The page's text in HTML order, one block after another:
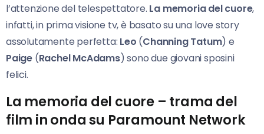
l’attenzione del telespettatore. La memoria del cuore,
infatti, in prima visione tv, è basato su una love story
assolutamente perfetta: Leo (Channing Tatum) e
Paige (Rachel McAdams) sono due giovani sposini
felici.
La memoria del cuore – trama del
film in onda su Paramount Network